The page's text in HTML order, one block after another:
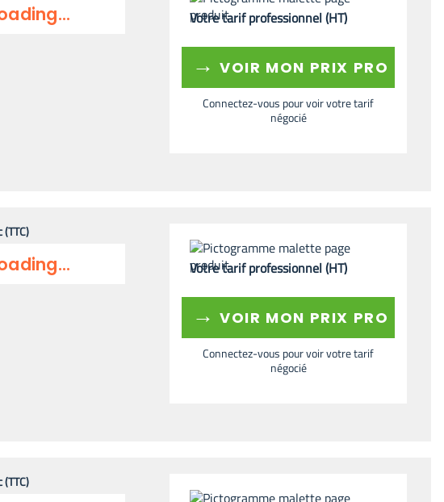
Votre tarif professionnel (HT)
→ VOIR MON PRIX PRO
Connectez-vous pour voir votre tarif
négocié
(TTC)
Votre tarif professionnel (HT)
→ VOIR MON PRIX PRO
Connectez-vous pour voir votre tarif
négocié
(TTC)